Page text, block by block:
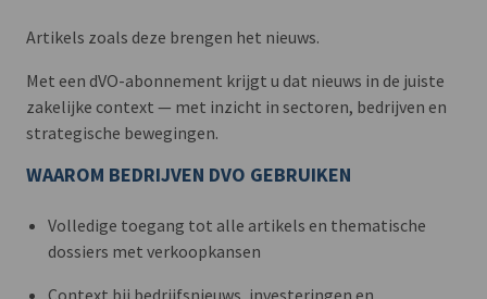
Artikels zoals deze brengen het nieuws.
Met een dVO-abonnement krijgt u dat nieuws in de juiste
zakelijke context — met inzicht in sectoren, bedrijven en
strategische bewegingen.
WAAROM BEDRIJVEN DVO GEBRUIKEN
Volledige toegang tot alle artikels en thematische
dossiers met verkoopkansen
Context bij bedrijfsnieuws, investeringen en